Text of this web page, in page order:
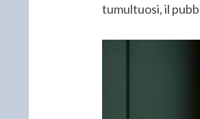
tumultuosi, il